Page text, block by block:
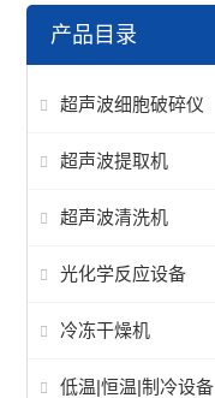
产品目录
超声波细胞破碎仪
超声波提取机
超声波清洗机
光化学反应设备
冷冻干燥机
低温|恒温|制冷设备